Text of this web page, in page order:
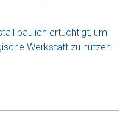
baulich ertüchtigt, um
Werkstatt zu nutzen.